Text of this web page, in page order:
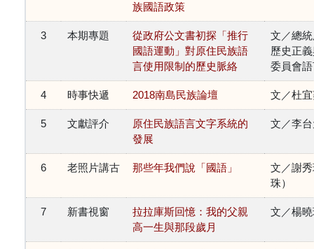
族國語政策
3 本期專題
從政府公文書初探「推行
國語運動」對原住民族語
言使用限制的歷史脈絡
文／總
歷史正
委員會
4 時事快遞 2018南島民族論壇 文／杜
5 文獻評介
原住民族語言文字系統的
發展
文／李
6 老照片講古 那些年我們說「國語」
文／謝
珠）
7 新書視窗
拉拉庫斯回憶：我的父親
高一生與那段歲月
文／楊